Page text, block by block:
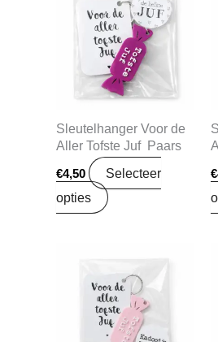
Sleutelhanger Voor de
Aller Tofste Juf Paars
€4,50
Selecteer
opties
€